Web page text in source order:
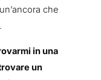
che
in una
un